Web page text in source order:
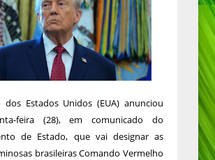
Estados Unidos (EUA) anunciou
feira (28), em comunicado do
de Estado, que vai designar as
brasileiras Comando Vermelho